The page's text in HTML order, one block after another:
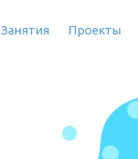
Занятия Проекты